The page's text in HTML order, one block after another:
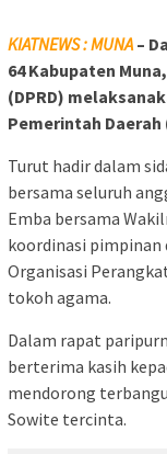
KIATNEWS : MUNA –
64 Kabupaten
(DPRD)
Pemerintah Daerah
Turut hadir dalam
bersama seluruh
Emba bersama
koordinasi pimpinan
Organisasi
tokoh agama.
Dalam rapat
berterima kasih
mendorong
Sowite tercinta.